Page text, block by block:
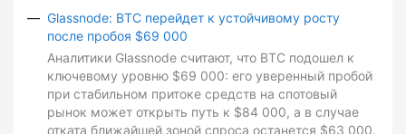
Glassnode: BTC перейдет к устойчивому росту
после пробоя $69 000
Аналитики Glassnode считают, что BTC подошел к
ключевому уровню $69 000: его уверенный пробой
при стабильном притоке средств на спотовый
рынок может открыть путь к $84 000, а в случае
отката ближайшей зоной спроса останется $63 000.